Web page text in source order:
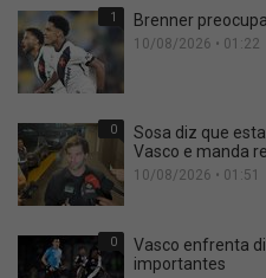
1 Brenner
10/08/2026 • 01:22
0
Sosa diz que
Vasco e manda
10/08/2026 • 01:51
0
Vasco enfrenta
importantes